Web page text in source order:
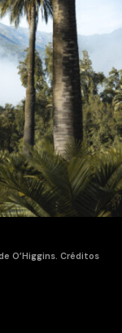
O’Higgins. Créditos